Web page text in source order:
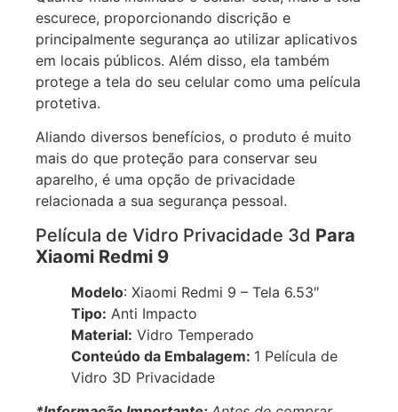
está olhando a mais de 60º de inclinação.
Quanto mais inclinado o celular está, mais a tela
escurece, proporcionando discrição e
principalmente segurança ao utilizar aplicativos
em locais públicos. Além disso, ela também
protege a tela do seu celular como uma película
protetiva.
Aliando diversos benefícios, o produto é muito
mais do que proteção para conservar seu
aparelho, é uma opção de privacidade
relacionada a sua segurança pessoal.
Xiaomi Redmi 9
Modelo: Xiaomi Redmi 9 – Tela 6.53″
Tipo:Anti Impacto
Material: Vidro Temperado
Conteúdo da Embalagem:
1 Película de